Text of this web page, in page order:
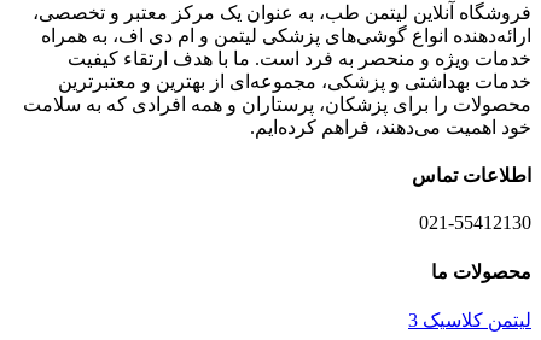
فروشگاه آنلاین لیتمن طب، به عنوان یک مرکز معتبر و تخصصی،
ارائه‌دهنده انواع گوشی‌های پزشکی لیتمن و ام دی اف، به همراه
خدمات ویژه و منحصر به فرد است. ما با هدف ارتقاء کیفیت
خدمات بهداشتی و پزشکی، مجموعه‌ای از بهترین و معتبرترین
محصولات را برای پزشکان، پرستاران و همه افرادی که به سلامت
خود اهمیت می‌دهند، فراهم کرده‌ایم.
اطلاعات تماس
021-55412130
محصولات ما
لیتمن کلاسیک 3